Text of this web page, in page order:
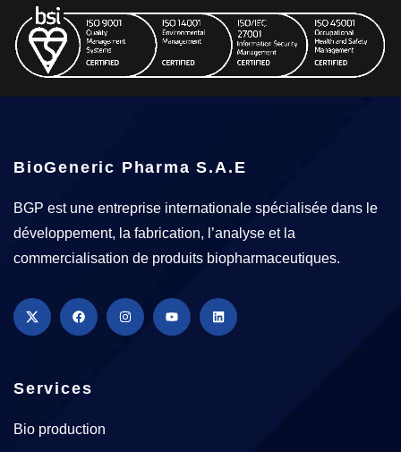
BioGeneric Pharma S.A.E
BGP est une entreprise internationale spécialisée dans le
développement, la fabrication, l’analyse et la
commercialisation de produits biopharmaceutiques.
Services
Bio production